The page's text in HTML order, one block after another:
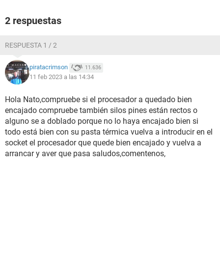
2 respuestas
RESPUESTA 1 / 2
piratacrimson 11.636
11 feb 2023 a las 14:34
Hola Nato,compruebe si el procesador a quedado bien
encajado compruebe también silos pines están rectos o
alguno se a doblado porque no lo haya encajado bien si
todo está bien con su pasta térmica vuelva a introducir en el
socket el procesador que quede bien encajado y vuelva a
arrancar y aver que pasa saludos,comentenos,